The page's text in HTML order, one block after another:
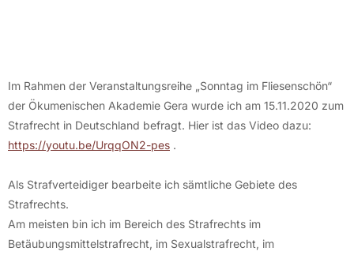
Im Rahmen der Veranstaltungsreihe „Sonntag im Fliesenschön“
der Ökumenischen Akademie Gera wurde ich am 15.11.2020 zum
Strafrecht in Deutschland befragt. Hier ist das Video dazu:
https://youtu.be/UrqqON2-pes .
Als Strafverteidiger bearbeite ich sämtliche Gebiete des
Strafrechts.
Am meisten bin ich im Bereich des Strafrechts im
Betäubungsmittelstrafrecht, im Sexualstrafrecht, im